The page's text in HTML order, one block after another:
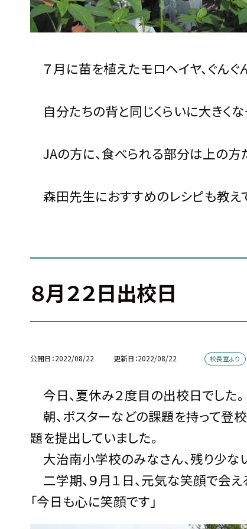
７月に苗を植えたモロヘイヤ、ぐんぐ
自分たちの背と同じくらいに大きくな
JAの方に、食べられる部分は上の方
森田先生におすすめのレシピも教え
８月２２日出校日
公開日 2022/08/22 更新日 2022/08/22 校長室より
今日、夏休み２度目の出校日でした。
朝、ポスターなどの課題を持って登
題を提出していました。
大治南小学校のみなさん、残り少な
二学期、９月１日、元気な笑顔で会え
「今日も心に笑顔です」